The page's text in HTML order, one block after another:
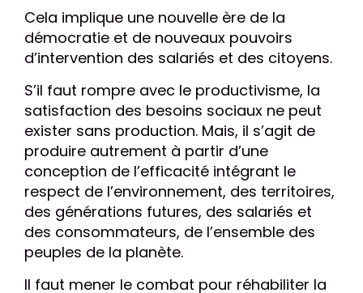
Cela implique une nouvelle ère de la
démocratie et de nouveaux pouvoirs
d’intervention des salariés et des citoyens.
S’il faut rompre avec le productivisme, la
satisfaction des besoins sociaux ne peut
exister sans production. Mais, il s’agit de
produire autrement à partir d’une
conception de l’efficacité intégrant le
respect de l’environnement, des territoires,
des générations futures, des salariés et
des consommateurs, de l’ensemble des
peuples de la planète.
Il faut mener le combat pour réhabiliter la